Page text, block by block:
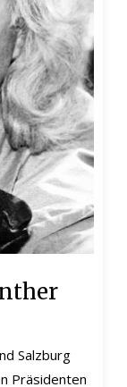
Salzburg
Präsidenten